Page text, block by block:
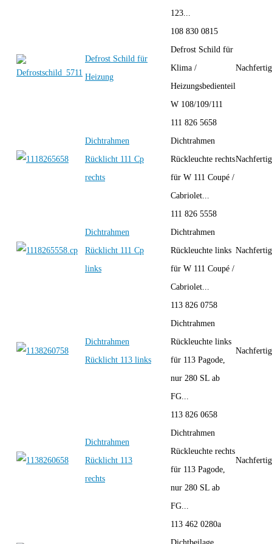
123...
Defrost Schild für
Heizung
108 830 0815
Defrost Schild für
Klima /
Heizungsbedienteil
W 108/109/111
Dichtrahmen
Rücklicht 111 Cp
rechts
111 826 5658
Dichtrahmen
Rückleuchte rechts
für W 111 Coupé /
Cabriolet...
Dichtrahmen
Rücklicht 111 Cp
links
111 826 5558
Dichtrahmen
Rückleuchte links
für W 111 Coupé /
Cabriolet...
Dichtrahmen
Rücklicht 113 links
113 826 0758
Dichtrahmen
Rückleuchte links
für 113 Pagode,
nur 280 SL ab
FG...
Dichtrahmen
Rücklicht 113
rechts
113 826 0658
Dichtrahmen
Rückleuchte rechts
für 113 Pagode,
nur 280 SL ab
FG...
113 462 0280a